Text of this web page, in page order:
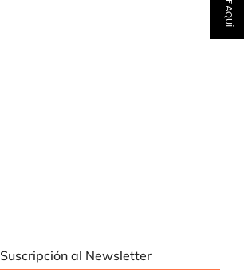
Suscripción al Newsletter